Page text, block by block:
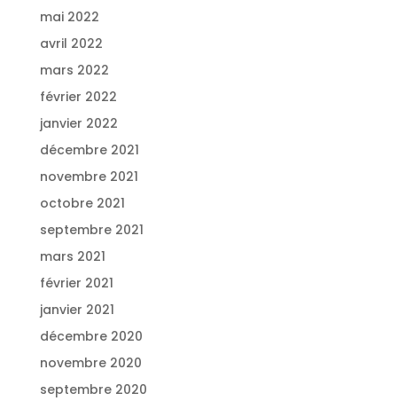
mai 2022
avril 2022
mars 2022
février 2022
janvier 2022
décembre 2021
novembre 2021
octobre 2021
septembre 2021
mars 2021
février 2021
janvier 2021
décembre 2020
novembre 2020
septembre 2020